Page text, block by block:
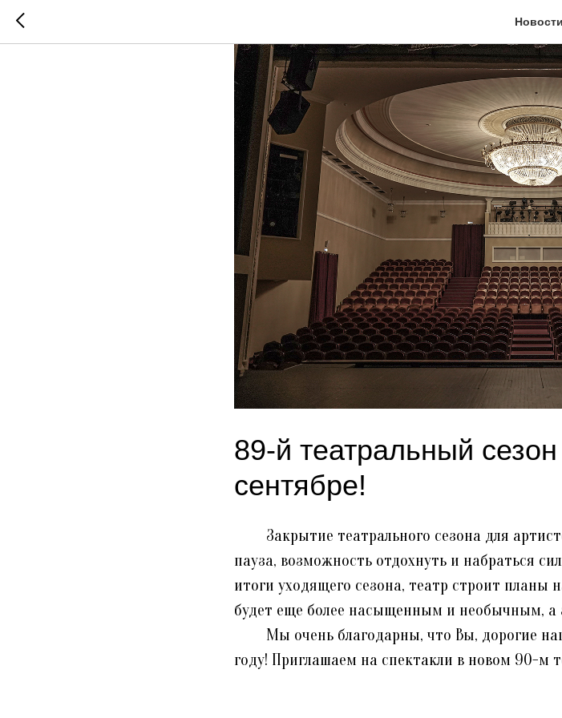
Новости
89-й театральный
сентябре!
Закрытие театрального сезона для
пауза, возможность отдохнуть и набраться
итоги уходящего сезона, театр строит
будет еще более насыщенным и необычным, а
Мы очень благодарны, что Вы, дорогие
году! Приглашаем на спектакли в новом 90-м